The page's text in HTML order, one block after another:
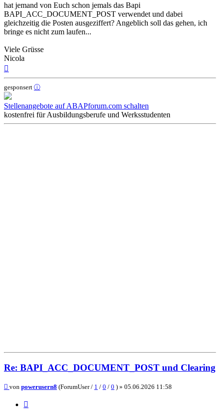
hat jemand von Euch schon jemals das Bapi
BAPI_ACC_DOCUMENT_POST verwendet und dabei
gleichzeitig die Posten ausgeziffert? Angeblich soll das gehen, ich
bringe es nicht zum laufen...
Viele Grüsse
Nicola
gesponsert ⓘ
Stellenangebote auf ABAPforum.com schalten
kostenfrei für Ausbildungsberufe und Werksstudenten
Re: BAPI_ACC_DOCUMENT_POST und Clearing
Beitrag
von powerusern8 (ForumUser / 1 / 0 / 0 ) » 05.06.2026 11:58